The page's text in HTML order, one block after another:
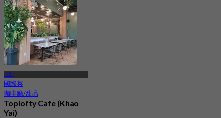
呵叻
國際菜
咖啡廳/甜品
Toplofty Cafe (Khao
Yai)